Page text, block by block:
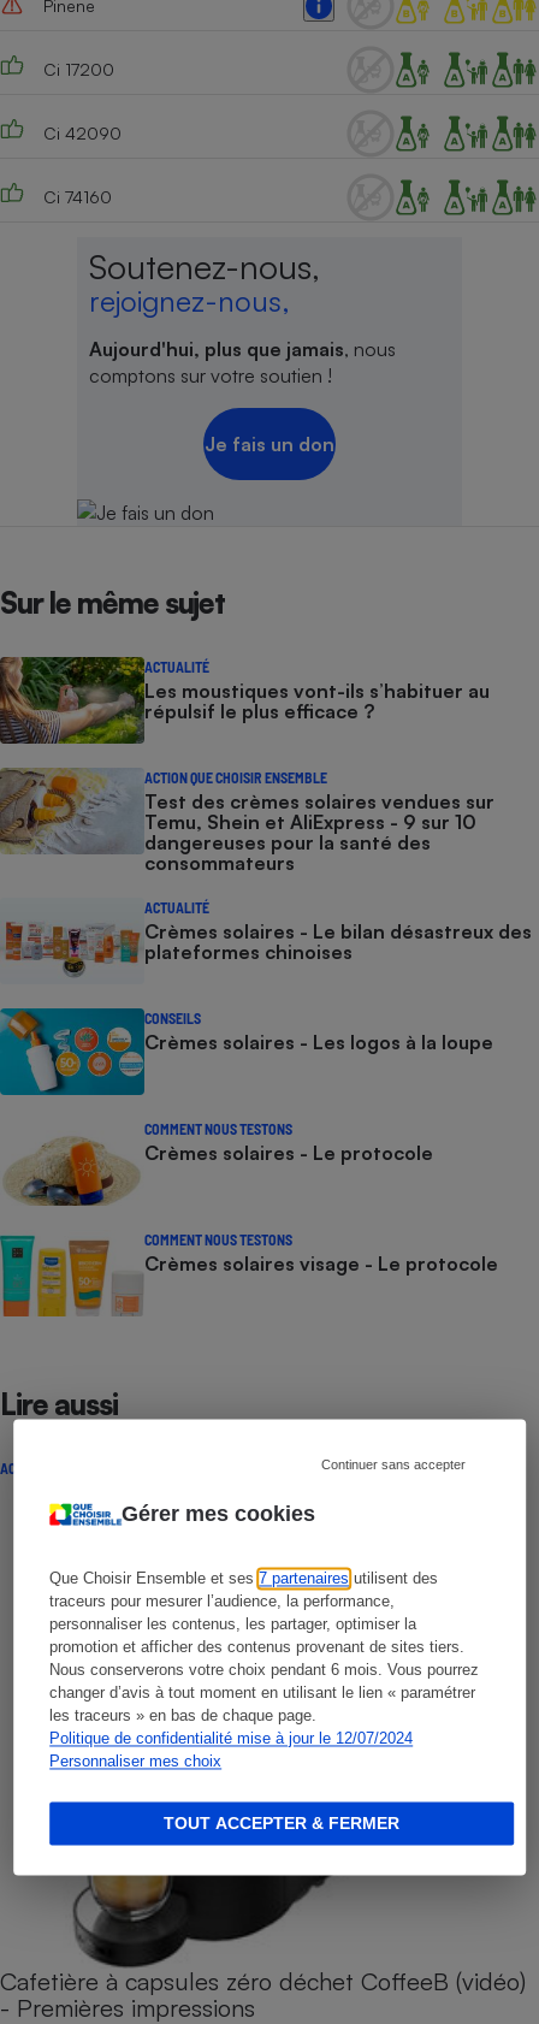
Gérer mes cookies
Que Choisir Ensemble et ses7 partenaires utilisent des
traceurs pour mesurer l’audience, la performance,
personnaliser les contenus, les partager, optimiser la
promotion et afficher des contenus provenant de sites tiers.
Nous conserverons votre choix pendant 6 mois. Vous pourrez
changer d’avis à tout moment en utilisant le lien « paramétrer
les traceurs » en bas de chaque page.
Politique de confidentialité mise à jour le 12/07/2024
Personnaliser mes choix
Continuer sans accepter
TOUT ACCEPTER & FERMER
Pinene
Ci 17200
Ci 42090
Ci 74160
Soutenez-nous,
rejoignez-nous,
Aujourd'hui, plus que jamais, nous
comptons sur votre soutien !
Je fais un don
Sur le même sujet
ACTUALITÉ
Les moustiques vont-ils s’habituer au
répulsif le plus efficace ?
ACTION QUE CHOISIR ENSEMBLE
Test des crèmes solaires vendues sur
Temu, Shein et AliExpress - 9 sur 10
dangereuses pour la santé des
consommateurs
ACTUALITÉ
Crèmes solaires - Le bilan désastreux des
plateformes chinoises
CONSEILS
Crèmes solaires - Les logos à la loupe
COMMENT NOUS TESTONS
Crèmes solaires - Le protocole
COMMENT NOUS TESTONS
Crèmes solaires visage - Le protocole
Lire aussi
ACTUALITÉ
Cafetière à capsules zéro déchet CoffeeB (vidéo)
- Premières impressions